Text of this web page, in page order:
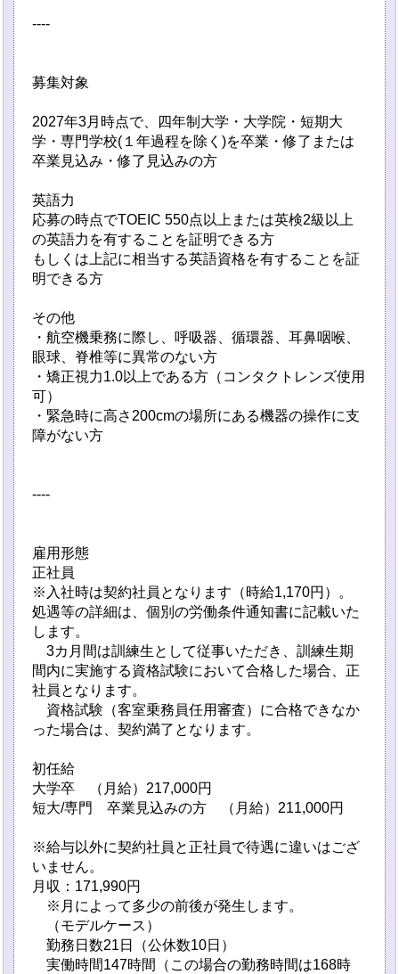
----
募集対象
2027年3月時点で、四年制大学・大学院・短期大
学・専門学校(１年過程を除く)を卒業・修了または
卒業見込み・修了見込みの方
英語力
応募の時点でTOEIC 550点以上または英検2級以上
の英語力を有することを証明できる方
もしくは上記に相当する英語資格を有することを証
明できる方
その他
・航空機乗務に際し、呼吸器、循環器、耳鼻咽喉、
眼球、脊椎等に異常のない方
・矯正視力1.0以上である方（コンタクトレンズ使用
可）
・緊急時に高さ200cmの場所にある機器の操作に支
障がない方
----
雇用形態
正社員
※入社時は契約社員となります（時給1,170円）。
処遇等の詳細は、個別の労働条件通知書に記載いた
します。
3カ月間は訓練生として従事いただき、訓練生期
間内に実施する資格試験において合格した場合、正
社員となります。
資格試験（客室乗務員任用審査）に合格できなか
った場合は、契約満了となります。
初任給
大学卒 （月給）217,000円
短大/専門 卒業見込みの方 （月給）211,000円
※給与以外に契約社員と正社員で待遇に違いはござ
いません。
月収：171,990円
※月によって多少の前後が発生します。
（モデルケース）
勤務日数21日（公休数10日）
実働時間147時間（この場合の勤務時間は168時